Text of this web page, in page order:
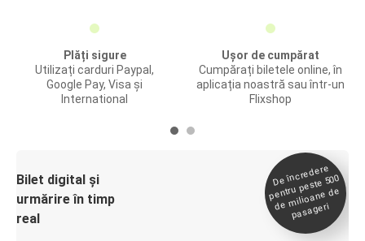
Plăți sigure
Utilizați carduri Paypal,
Google Pay, Visa și
International
Ușor de cumpărat
Cumpărați biletele online, în
aplicația noastră sau într-un
Flixshop
Bilet digital și
urmărire în timp
real
De încredere
pentru peste 500
de
milioane de
pasageri